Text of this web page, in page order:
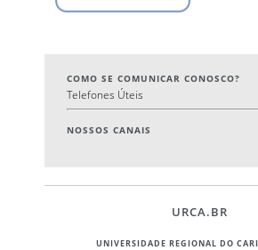
COMO SE COMUNICAR CONOSCO?
Telefones Úteis
NOSSOS CANAIS
URCA.BR
UNIVERSIDADE REGIONAL DO